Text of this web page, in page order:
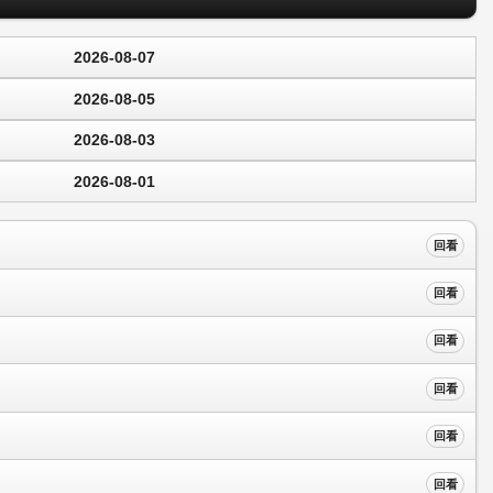
2026-08-07
2026-08-05
2026-08-03
2026-08-01
回看
回看
回看
回看
回看
回看